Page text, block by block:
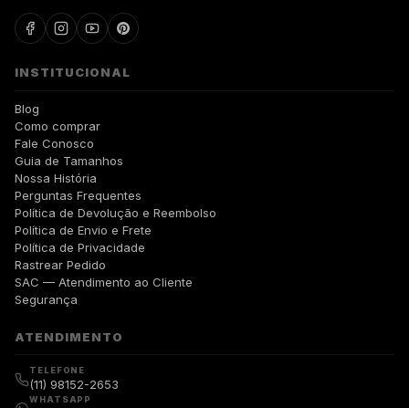
INSTITUCIONAL
Blog
Como comprar
Fale Conosco
Guia de Tamanhos
Nossa História
Perguntas Frequentes
Política de Devolução e Reembolso
Política de Envio e Frete
Política de Privacidade
Rastrear Pedido
SAC — Atendimento ao Cliente
Segurança
ATENDIMENTO
TELEFONE
(11) 98152-2653
WHATSAPP